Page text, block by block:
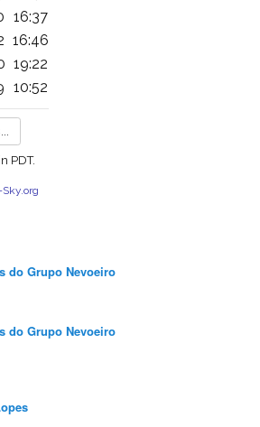
do Grupo Nevoeiro
do Grupo Nevoeiro